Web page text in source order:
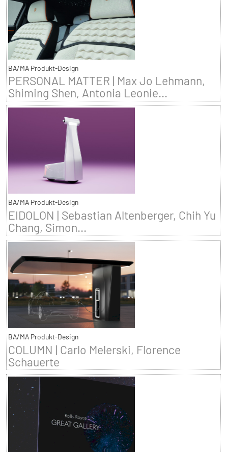
BA/MA Produkt-Design
PERSONAL MATTER | Max Jo Lehmann,
Shiming Shen, Antonia Leonie...
BA/MA Produkt-Design
EIDOLON | Sebastian Altenberger, Chih Yu
Chang, Simon...
BA/MA Produkt-Design
COLUMN | Carlo Melerski, Florence
Schauerte